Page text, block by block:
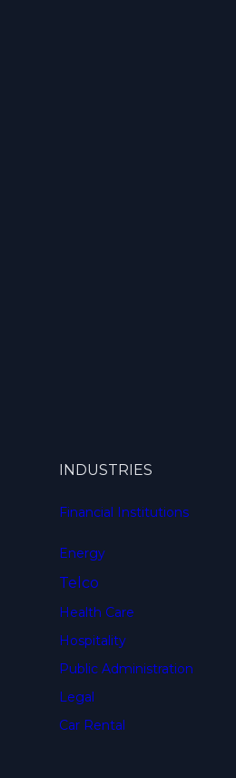
INDUSTRIES
Financial Institutions
Energy
Telco
Health Care
Hospitality
Public Administration
Legal
Car Rental